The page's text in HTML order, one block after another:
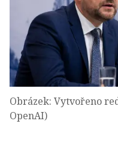
Obrázek: Vytvořeno
OpenAI)